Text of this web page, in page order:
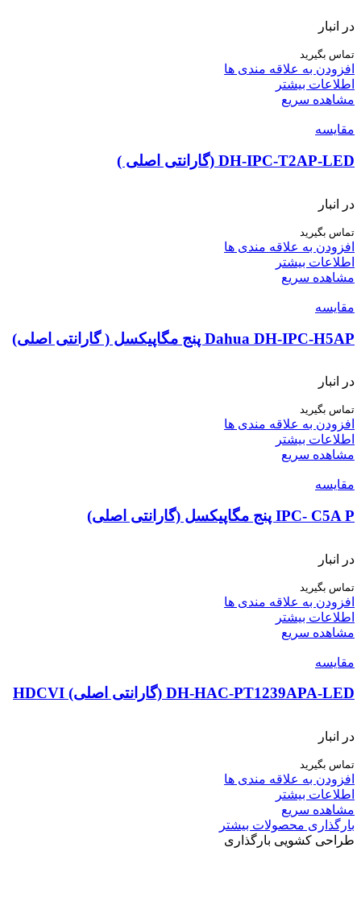
در انبار
تماس بگیرید
افزودن به علاقه مندی ها
اطلاعات بیشتر
مشاهده سریع
مقایسه
DH-IPC-T2AP-LED (گارانتی اصلی )
در انبار
تماس بگیرید
افزودن به علاقه مندی ها
اطلاعات بیشتر
مشاهده سریع
مقایسه
Dahua DH-IPC-H5AP پنج مگاپیکسل ( گارانتی اصلی)
در انبار
تماس بگیرید
افزودن به علاقه مندی ها
اطلاعات بیشتر
مشاهده سریع
مقایسه
IPC- C5A P پنج مگاپیکسل (گارانتی اصلی)
در انبار
تماس بگیرید
افزودن به علاقه مندی ها
اطلاعات بیشتر
مشاهده سریع
مقایسه
DH-HAC-PT1239APA-LED (گارانتی اصلی) HDCVI
در انبار
تماس بگیرید
افزودن به علاقه مندی ها
اطلاعات بیشتر
مشاهده سریع
بارگذاری محصولات بیشتر
طراحی کشویی بارگذاری